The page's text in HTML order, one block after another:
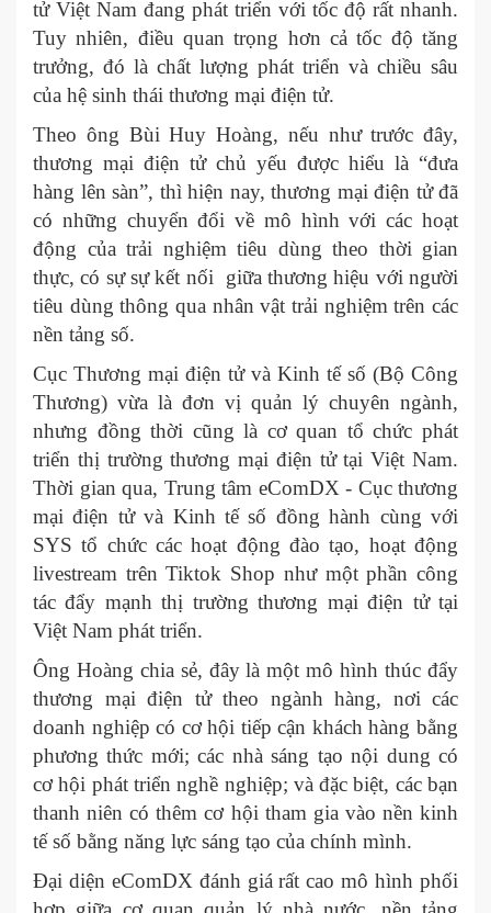
tử Việt Nam đang phát triển với tốc độ rất nhanh.
Tuy nhiên, điều quan trọng hơn cả tốc độ tăng
trưởng, đó là chất lượng phát triển và chiều sâu
của hệ sinh thái thương mại điện tử.
Theo ông Bùi Huy Hoàng, nếu như trước đây,
thương mại điện tử chủ yếu được hiểu là “đưa
hàng lên sàn”, thì hiện nay, thương mại điện tử đã
có những chuyển đổi về mô hình với các hoạt
động của trải nghiệm tiêu dùng theo thời gian
thực, có sự sự kết nối giữa thương hiệu với người
tiêu dùng thông qua nhân vật trải nghiệm trên các
nền tảng số.
Cục Thương mại điện tử và Kinh tế số (Bộ Công
Thương) vừa là đơn vị quản lý chuyên ngành,
nhưng đồng thời cũng là cơ quan tổ chức phát
triển thị trường thương mại điện tử tại Việt Nam.
Thời gian qua, Trung tâm eComDX - Cục thương
mại điện tử và Kinh tế số đồng hành cùng với
SYS tổ chức các hoạt động đào tạo, hoạt động
livestream trên Tiktok Shop như một phần công
tác đẩy mạnh thị trường thương mại điện tử tại
Việt Nam phát triển.
Ông Hoàng chia sẻ, đây là một mô hình thúc đẩy
thương mại điện tử theo ngành hàng, nơi các
doanh nghiệp có cơ hội tiếp cận khách hàng bằng
phương thức mới; các nhà sáng tạo nội dung có
cơ hội phát triển nghề nghiệp; và đặc biệt, các bạn
thanh niên có thêm cơ hội tham gia vào nền kinh
tế số bằng năng lực sáng tạo của chính mình.
Đại diện eComDX đánh giá rất cao mô hình phối